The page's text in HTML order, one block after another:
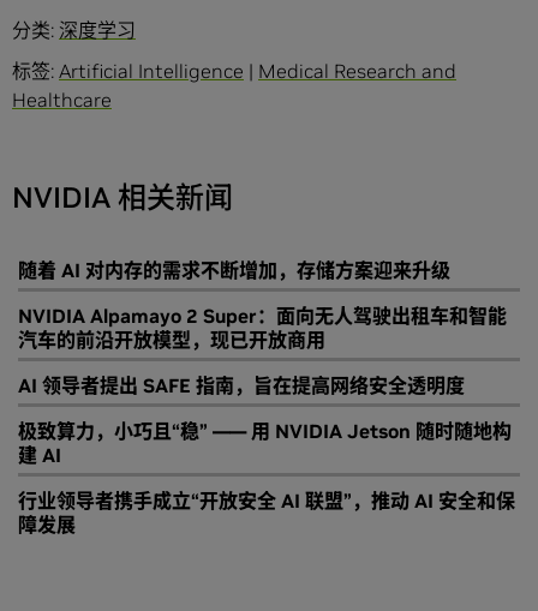
分类: 深度学习
标签: Artificial Intelligence | Medical Research and
Healthcare
NVIDIA 相关新闻
随着 AI 对内存的需求不断增加，存储方案迎来升级
NVIDIA Alpamayo 2 Super：面向无人驾驶出租车和智能
汽车的前沿开放模型，现已开放商用
AI 领导者提出 SAFE 指南，旨在提高网络安全透明度
极致算力，小巧且“稳” —— 用 NVIDIA Jetson 随时随地构
建 AI
行业领导者携手成立“开放安全 AI 联盟”，推动 AI 安全和保
障发展